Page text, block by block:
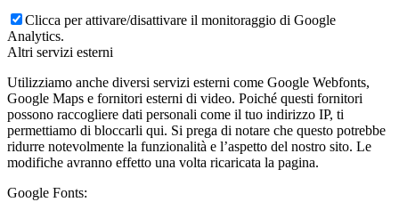
Clicca per attivare/disattivare il monitoraggio di Google
Analytics.
Altri servizi esterni
Utilizziamo anche diversi servizi esterni come Google Webfonts,
Google Maps e fornitori esterni di video. Poiché questi fornitori
possono raccogliere dati personali come il tuo indirizzo IP, ti
permettiamo di bloccarli qui. Si prega di notare che questo potrebbe
ridurre notevolmente la funzionalità e l’aspetto del nostro sito. Le
modifiche avranno effetto una volta ricaricata la pagina.
Google Fonts: